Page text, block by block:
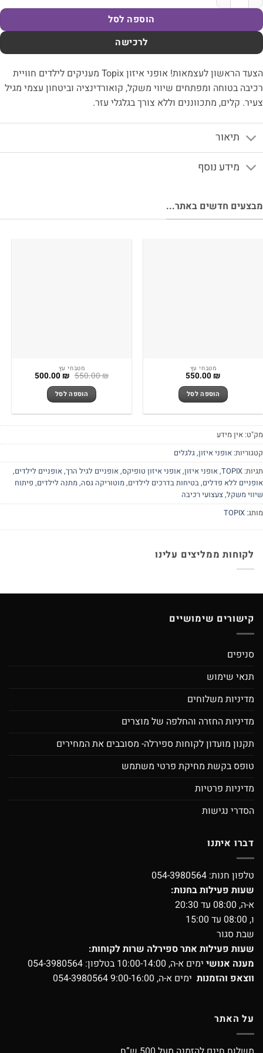
הוספה לסל
לרכישה
הצעד הראשון לעצמאות! אופני איזון Topix מעניקים לילדים חוויית
בטוחה ומפתחים שיווי משקל, קואורדינציה וביטחון עצמי מגיל
קלים, מתכווננים וללא צורך בגלגלי עזר.
תיאור
מידע נוסף
חדשים באתר...
מטבחי עץ
550.00₪
הוספה לסל
מטבחי עץ
550.00₪ המחיר
היה:
550.00 ₪.
500.00₪ המחיר
הוספה לסל
אין מידע
אופני איזון,גלגלים
TOPIX
,אופני איזון,אופני איזון טופיקס,אופניים לגיל הרך,אופניים לילדים,
ללא פדלים,בטיחות בדרכים לילדים,מוטוריקה גסה,מתנה לילדים,פיתוח
משקל,צעצועי רכיבה
TOPIX
לקוחות ממליצים עלינו
קישורים שימושיים
סניפים
תנאי שימוש
מדיניות משלוחים
מדיניות החזרה והחלפה של מוצרים
תקנון מועדון לקוחות ספירלה- מסובבים את המחירים
טופס בקשת מחיקת פרטי משתמש
מדיניות פרטיות
הסדרי נגישות
דברו איתנו
טלפון חנות:054-3980564
שעות פעילות בחנות:
א-ה, 08:00 עד 20:30
ו, 08:00 עד 15:00
שבת סגור
שעות פעילות אתר ספירלה שרות לקוחות:
מענה אנושיימים א-ה, 10:00-14:00 בטלפון:
054-3980564
ווצאפ והזמנותימים א-ה, 9:00-16:00 054-3980564
על האתר